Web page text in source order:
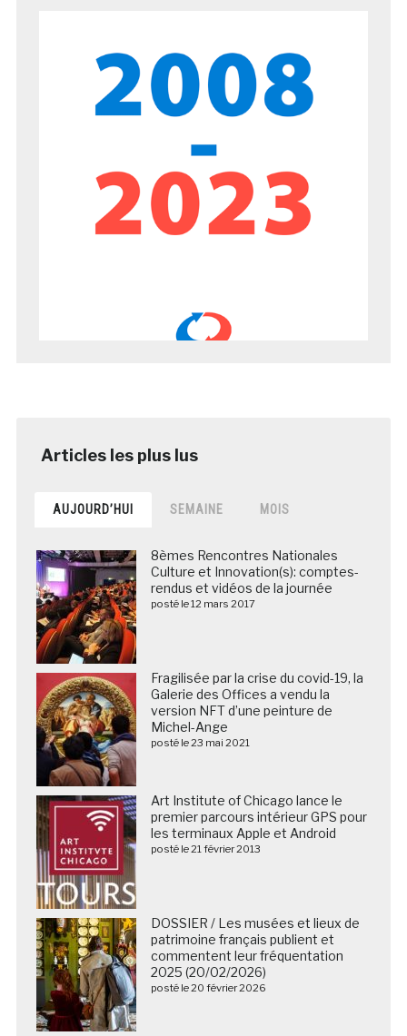
AUJOURD’HUI SEMAINE MOIS
8èmes Rencontres Nationales
Culture et Innovation(s): comptes-
rendus et vidéos de la journée
posté le 12 mars 2017
Fragilisée par la crise du covid-19, la
Galerie des Offices a vendu la
version NFT d’une peinture de
Michel-Ange
posté le 23 mai 2021
Art Institute of Chicago lance le
premier parcours intérieur GPS pour
les terminaux Apple et Android
posté le 21 février 2013
DOSSIER / Les musées et lieux de
patrimoine français publient et
commentent leur fréquentation
2025 (20/02/2026)
posté le 20 février 2026